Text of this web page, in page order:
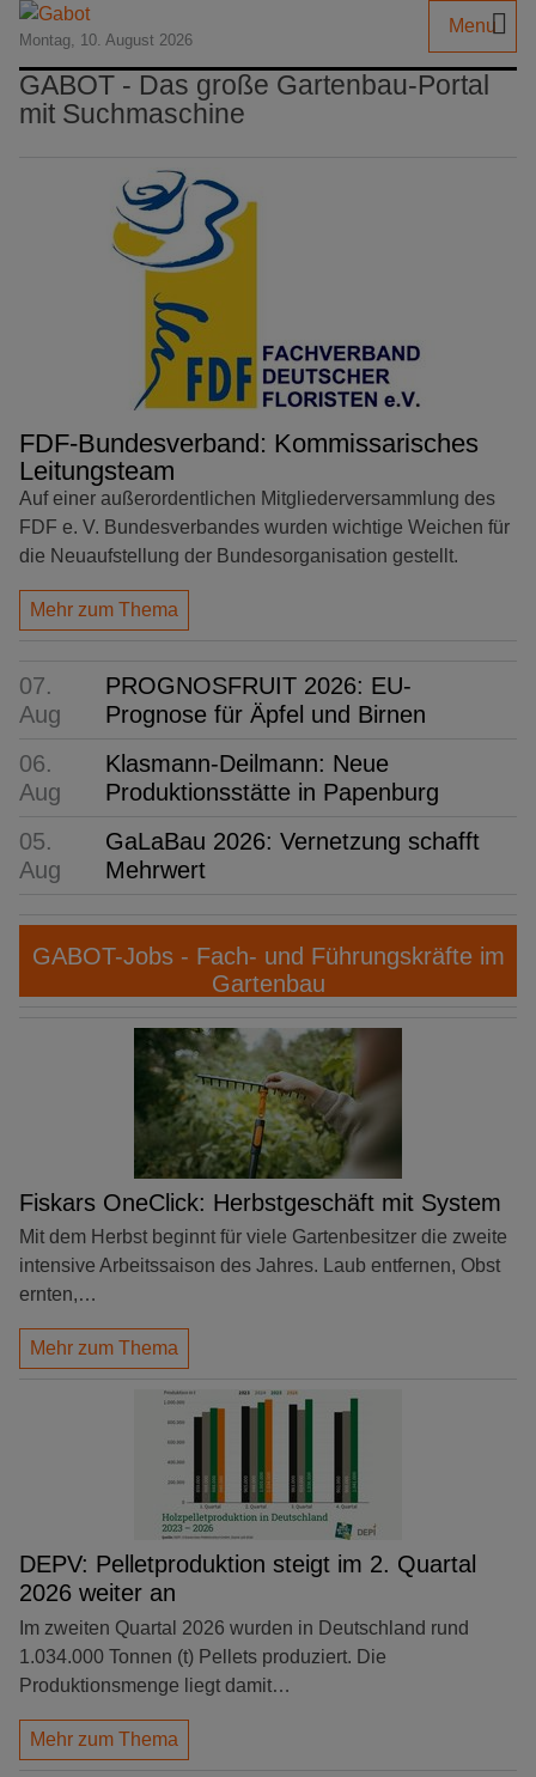
Montag, 10. August 2026
Menu
GABOT - Das große Gartenbau-Portal
mit Suchmaschine
FDF-Bundesverband: Kommissarisches
Leitungsteam
Auf einer außerordentlichen Mitgliederversammlung des
FDF e. V. Bundesverbandes wurden wichtige Weichen für
die Neuaufstellung der Bundesorganisation gestellt.
Mehr zum Thema
07.
Aug
PROGNOSFRUIT 2026: EU-
Prognose für Äpfel und Birnen
06.
Aug
Klasmann-Deilmann: Neue
Produktionsstätte in Papenburg
05.
Aug
GaLaBau 2026: Vernetzung schafft
Mehrwert
GABOT-Jobs - Fach- und Führungskräfte im
Gartenbau
Fiskars OneClick: Herbstgeschäft mit System
Mit dem Herbst beginnt für viele Gartenbesitzer die zweite
intensive Arbeitssaison des Jahres. Laub entfernen, Obst
ernten,…
Mehr zum Thema
DEPV: Pelletproduktion steigt im 2. Quartal
2026 weiter an
Im zweiten Quartal 2026 wurden in Deutschland rund
1.034.000 Tonnen (t) Pellets produziert. Die
Produktionsmenge liegt damit…
Mehr zum Thema